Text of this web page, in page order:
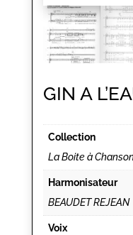
GIN A
Collection
La Boite à
Harmonisateur
BEAUDET REJEAN
Voix